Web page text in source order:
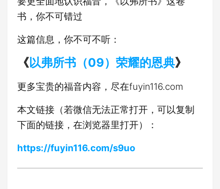
书，你不可错过
这篇信息，你不可不听：
《以弗所书（09）荣耀的恩典》
更多宝贵的福音内容，尽在fuyin116.com
本文链接（若微信无法正常打开，可以复制
下面的链接，在浏览器里打开）：
https://fuyin116.com/s9uo